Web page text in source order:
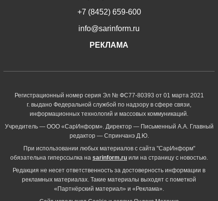
+7 (8452) 659-600
info@sarinform.ru
РЕКЛАМА
Регистрационный номер серия Эл № ФС77-80393 от 01 марта 2021
г. выдано Федеральной службой по надзору в сфере связи,
информационных технологий и массовых коммуникаций.
Учредитель — ООО «СарИнформ». Директор — Письменный А.А. Главный
редактор — Спринчанэ Д.Ю.
При использовании любых материалов с сайта "СарИнформ"
обязательна гиперссылка на sarinform.ru или на страницу с новостью.
Редакция не несет ответственность за достоверность информации в
рекламных материалах. Такие материалы выходят с пометкой
«Партнёрский материал» и «Реклама».